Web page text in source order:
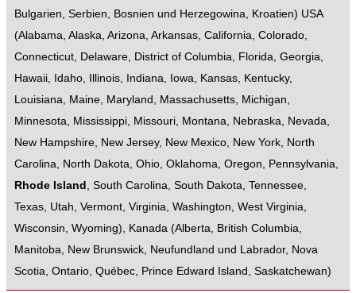
Bulgarien, Serbien, Bosnien und Herzegowina, Kroatien) USA
(Alabama, Alaska, Arizona, Arkansas, California, Colorado,
Connecticut, Delaware, District of Columbia, Florida, Georgia,
Hawaii, Idaho, Illinois, Indiana, Iowa, Kansas, Kentucky,
Louisiana, Maine, Maryland , Massachusetts, Michigan,
Minnesota, Mississippi, Missouri, Montana, Nebraska, Nevada,
New Hampshire, New Jersey, New Mexico, New York, North
Carolina, North Dakota, Ohio, Oklahoma, Oregon, Pennsylvania,
Rhode Island , South Carolina, South Dakota, Tennessee,
Texas, Utah, Vermont, Virginia, Washington, West Virginia,
Wisconsin, Wyoming), Kanada (Alberta, British Columbia,
Manitoba, New Brunswick, Neufundland und Labrador, Nova
Scotia, Ontario, Québec, Prince Edward Island , Saskatchewan)